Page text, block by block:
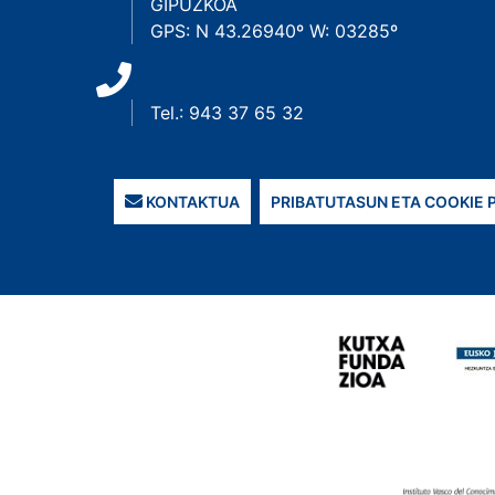
GIPUZKOA
GPS: N 43.26940º W: 03285º
Tel.: 943 37 65 32
KONTAKTUA PRIBATUTASUN ETA COOKIE